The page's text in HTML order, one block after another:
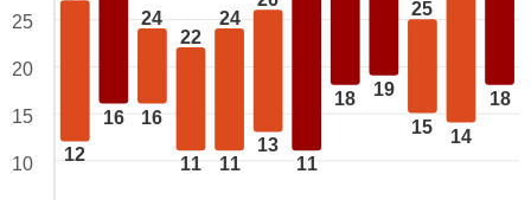
12
16
24
16
22
11
24
11
13
11
18 19
25
15 14
18
25
20
15
10